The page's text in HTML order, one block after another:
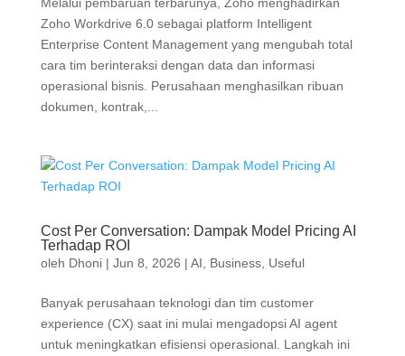
Zoho Workdrive 6.0 sebagai platform Intelligent
Enterprise Content Management yang mengubah total
cara tim berinteraksi dengan data dan informasi
operasional bisnis. Perusahaan menghasilkan ribuan
dokumen, kontrak,...
Cost Per Conversation: Dampak Model Pricing AI
Terhadap ROI
oleh Dhoni| Jun 8, 2026 | AI Business, Useful
Banyak perusahaan teknologi dan tim customer
experience (CX) saat ini mulai mengadopsi AI agent
untuk meningkatkan efisiensi operasional. Langkah ini